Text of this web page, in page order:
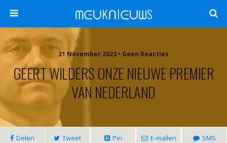
ᗰᕮᑌKᑎIᕮᑌᗯS
21 November 2023 • Geen Reacties
GEERT WILDERS ONZE NIEUWE PREMIER
VAN NEDERLAND
Delen Tweet Pin E-mailen SMS